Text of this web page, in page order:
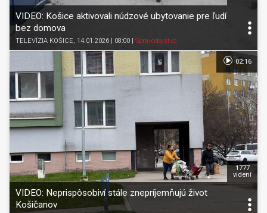
VIDEO: Košice aktivovali núdzové ubytovanie pre ľudí
bez domova
TELEVÍZIA KOŠICE, 14.01.2026 | 08:00 Spravodajstvo
VIDEO: Neprispôsobiví stále znepríjemňujú život
Košičanov
1777
videní
02:16